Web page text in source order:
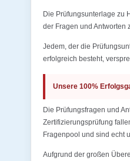
Die Prüfungsunterlage zu
der Fragen und Antworten
Jedem, der die
erfolgreich besteht,
Unsere 100%
Die Prüfungsfragen und
Zertifizierungsprüfung
Fragenpool und sind echt
Aufgrund der großen